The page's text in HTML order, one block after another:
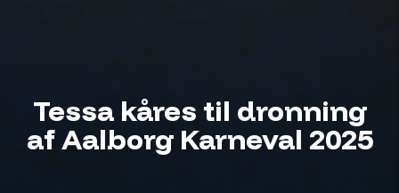
Tessa kåres til dronning
af Aalborg Karneval 2025